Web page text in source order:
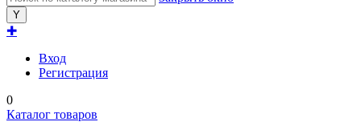
✚
Вход
Регистрация
0
Каталог товаров